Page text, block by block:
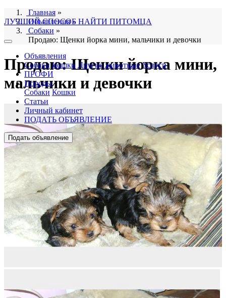
ЛУЧШИЙ СПОСОБ НАЙТИ ПИТОМЦА
Объявления
Собаки Кошки Другие животные Услуги
ПРОФИ
Породы
Собаки Кошки
Статьи
Личный кабинет
ПОДАТЬ ОБЪЯВЛЕНИЕ
Подать объявление
Главная »
Объявления»
Собаки »
Продаю: Щенки йорка мини, мальчики и девочки
Продаю: Щенки йорка мини,
мальчики и девочки